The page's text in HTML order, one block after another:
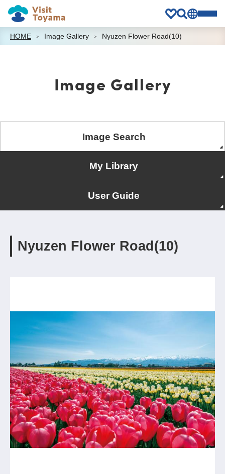
HOME Image Gallery Nyuzen Flower Road(10)
Image Gallery
Image Search
My Library
User Guide
Nyuzen Flower Road(10)